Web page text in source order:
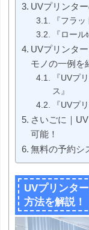
UVプリンタ
『フラッ
『ロール
UVプリンタ
モノの一例を
『UVプ
ス』
『UVプ
さいごに｜
可能！
無料の予約シ
UVプリンタ
方法を解説！